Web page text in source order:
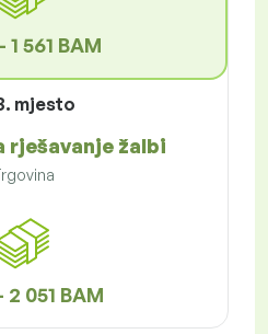
1 561 BAM
mjesto
rješavanje žalbi
2 051 BAM